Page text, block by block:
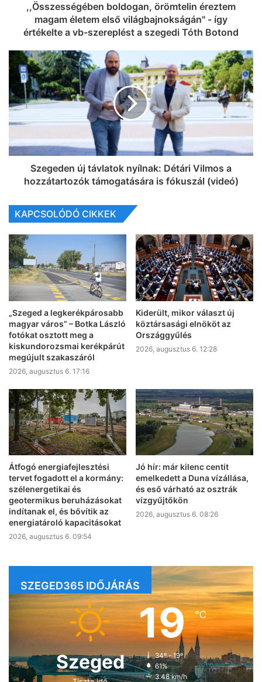
,,Összességében boldogan, örömtelin éreztem
magam életem első világbajnokságán" - így
értékelte a vb-szereplést a szegedi Tóth Botond
Szegeden új távlatok nyílnak: Détári Vilmos a
hozzátartozók támogatására is fókuszál (videó)
KAPCSOLÓDÓ CIKKEK
„Szeged a legkerékpárosabb
magyar város” – Botka László
fotókat osztott meg a
kiskundorozsmai kerékpárút
megújult szakaszáról
2026, augusztus 6. 17:16
Kiderült, mikor választ új
köztársasági elnököt az
Országgyűlés
2026, augusztus 6. 12:28
Átfogó energiafejlesztési
tervet fogadott el a kormány:
szélenergetikai és
geotermikus beruházásokat
indítanak el, és bővítik az
energiatároló kapacitásokat
2026, augusztus 6. 09:54
Jó hír: már kilenc centit
emelkedett a Duna vízállása,
és eső várható az osztrák
vízgyűjtőkön
2026, augusztus 6. 08:26
SZEGED365 IDŐJÁRÁS
Szeged
19℃
34º - 19º
61%
3.48 km/h